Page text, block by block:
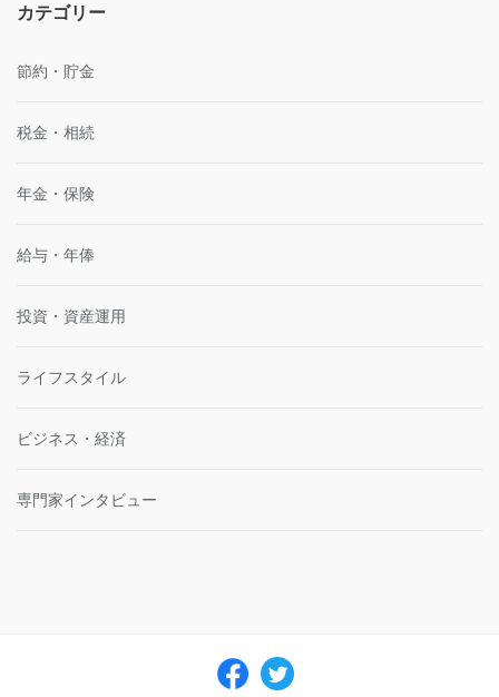
カテゴリー
節約・貯金
税金・相続
年金・保険
給与・年俸
投資・資産運用
ライフスタイル
ビジネス・経済
専門家インタビュー